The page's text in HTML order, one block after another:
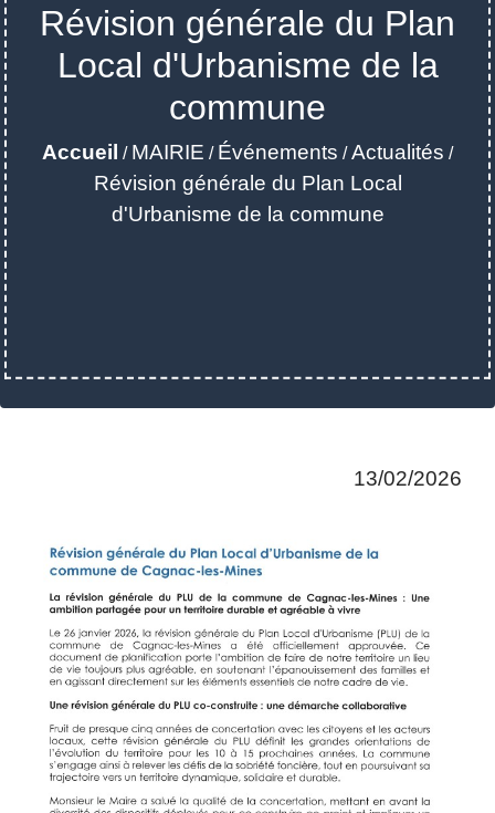
Révision générale du Plan
Local d'Urbanisme de la
commune
Accueil / MAIRIE / Événements /Actualités /
Révision générale du Plan Local
d'Urbanisme de la commune
13/02/2026